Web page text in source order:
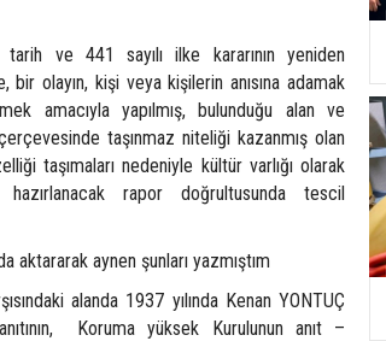
ve 441 sayılı ilke kararının yeniden
olayın, kişi veya kişilerin anısına adamak
amacıyla yapılmış, bulunduğu alan ve
taşınmaz niteliği kazanmış olan
taşımaları nedeniyle kültür varlığı olarak
hazırlanacak rapor doğrultusunda tescil
aktararak aynen şunları yazmıştım
alanda 1937 yılında Kenan YONTUÇ
Koruma yüksek Kurulunun anıt –